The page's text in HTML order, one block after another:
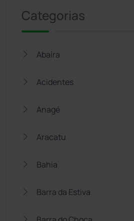
Categorias
Abaíra
Acidentes
Anagé
Aracatu
Bahia
Barra da Estiva